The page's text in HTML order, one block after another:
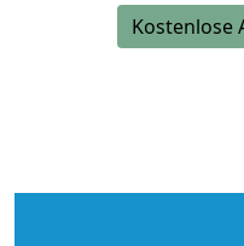
Kostenlose